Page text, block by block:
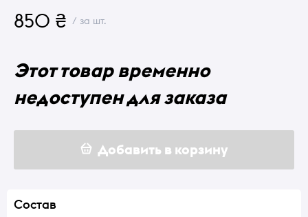
850 ₴ / за шт.
Этот товар временно
недоступен для заказа
Добавить в корзину
Состав